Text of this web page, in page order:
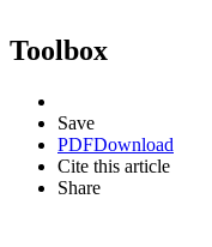
Toolbox
Save
PDFDownload
Cite this article
Share